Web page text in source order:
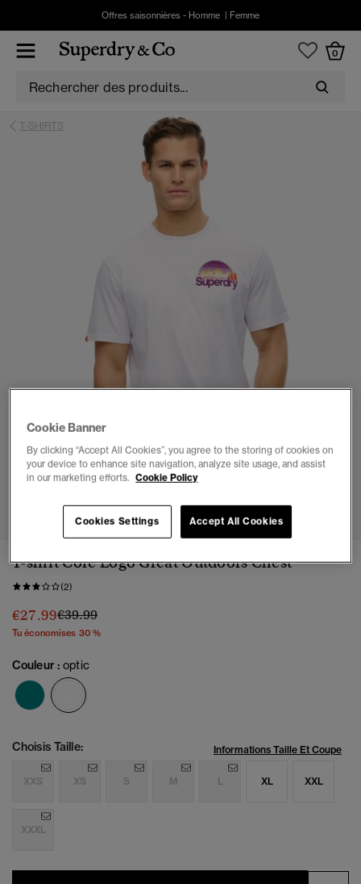
Offres saisonnières - Homme Femme
0
T-SHIRTS
T-shirt Core Logo Great Outdoors Chest
(2)
€27.99Prix réduit de
€39.99à
Tu économises 30 %
Couleur :optic
Choisis Taille: Informations Taille Et Coupe
XXS XS S M L XL XXL
XXXL
Cookie Banner
By clicking “Accept All Cookies”, you agree to the storing of cookies on
your device to enhance site navigation, analyze site usage, and assist
in our marketing efforts. Cookie Policy
Cookies Settings Accept All Cookies